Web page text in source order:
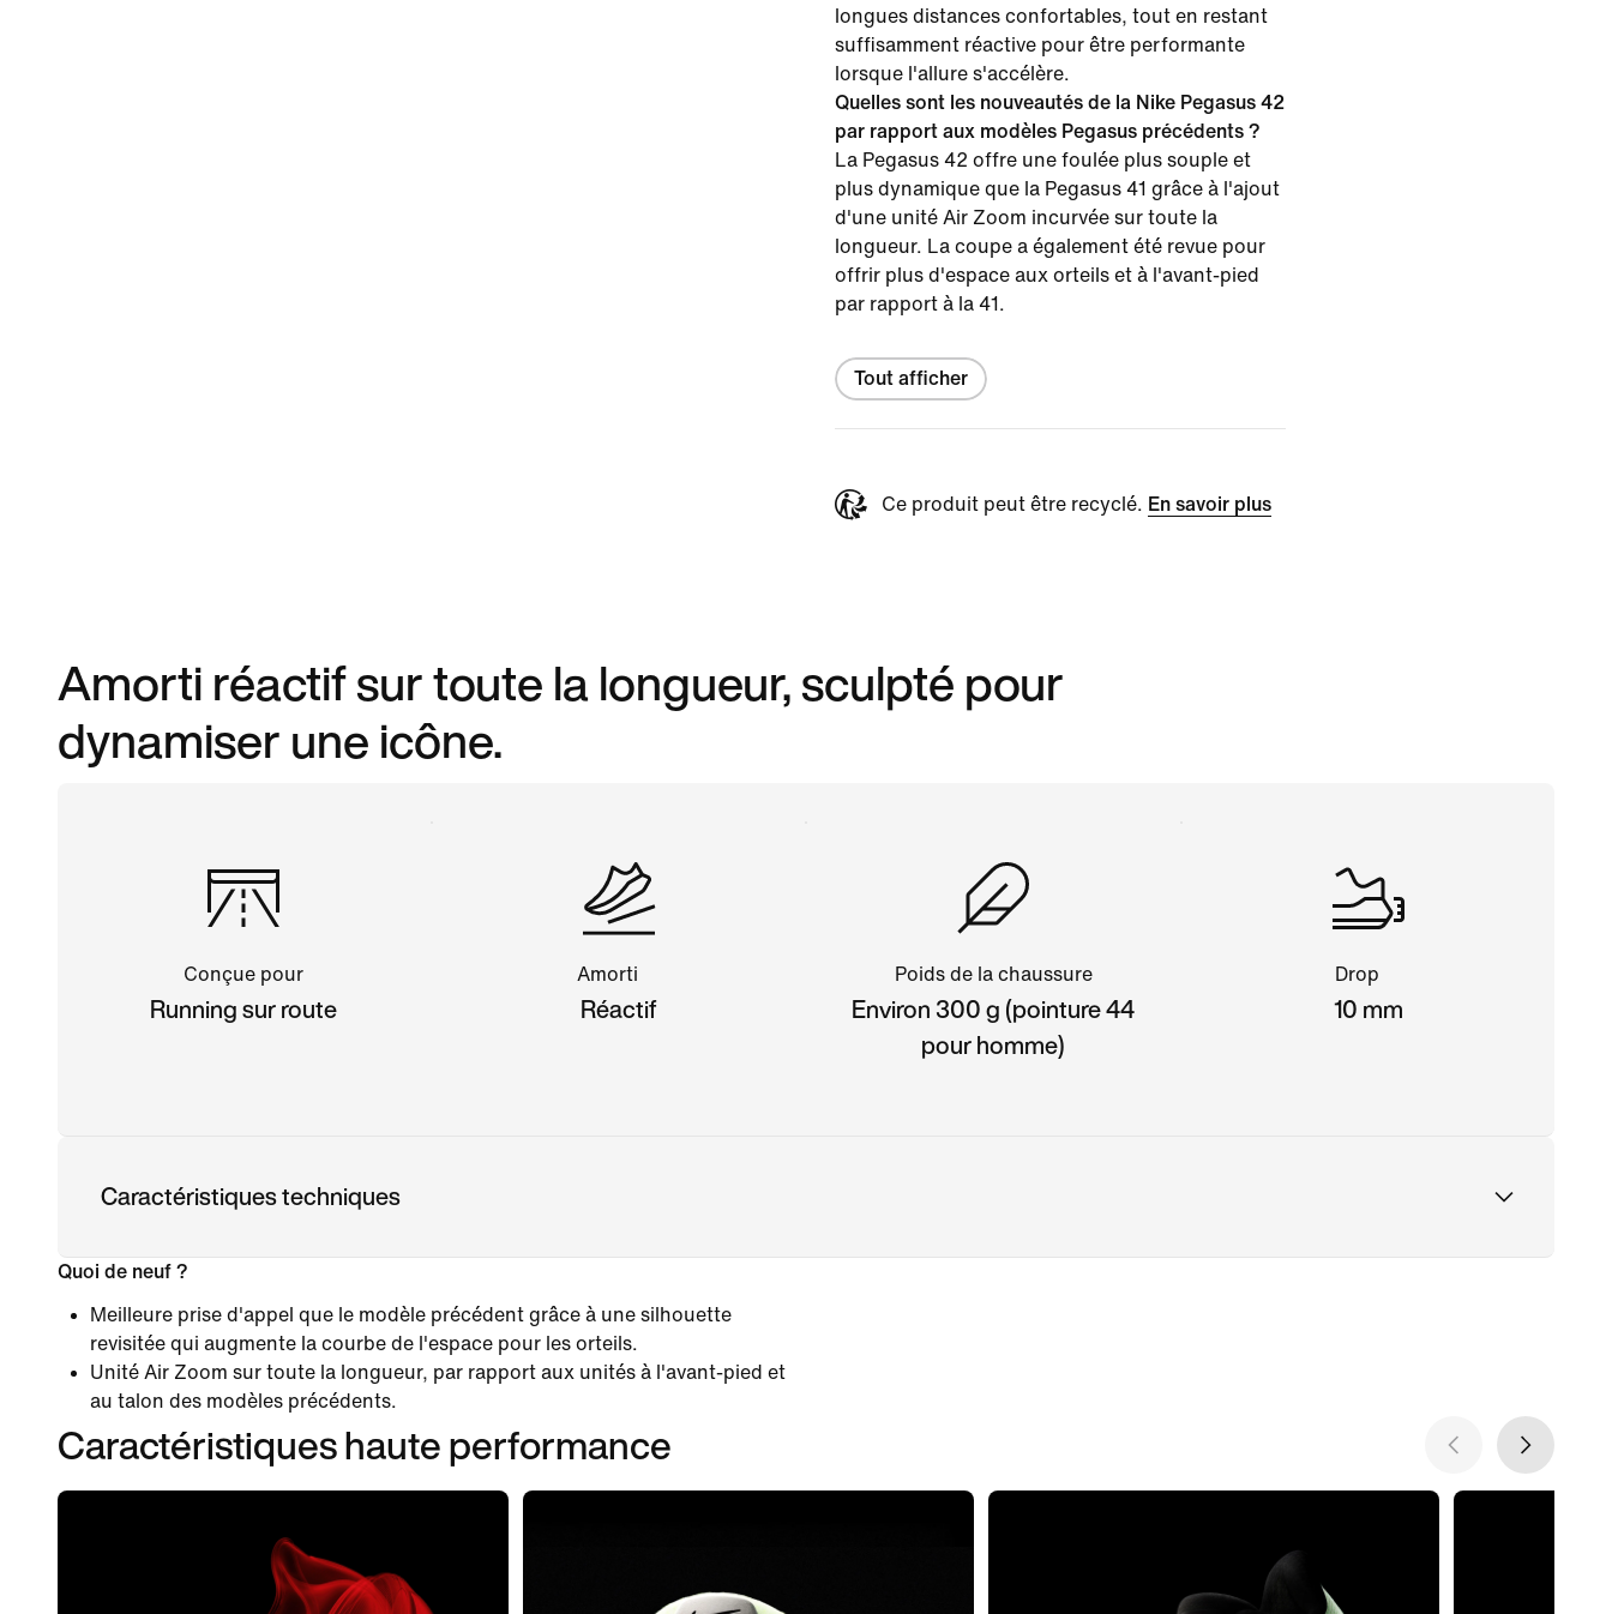
longues distances confortables, tout en restant
suffisamment réactive pour être performante
lorsque l'allure s'accélère.
Quelles sont les nouveautés de la Nike Pegasus 42
par rapport aux modèles Pegasus précédents ?
La Pegasus 42 offre une foulée plus souple et
plus dynamique que la Pegasus 41 grâce à l'ajout
d'une unité Air Zoom incurvée sur toute la
longueur. La coupe a également été revue pour
offrir plus d'espace aux orteils et à l'avant-pied
par rapport à la 41.
Tout afficher
Ce produit peut être recyclé. En savoir plus
Amorti réactif sur toute la longueur, sculpté pour
dynamiser une icône.
Conçue pour
Running sur route
Amorti
Réactif
Poids de la chaussure
Environ 300 g (pointure 44
pour homme)
Drop
10 mm
Caractéristiques techniques
Quoi de neuf ?
Meilleure prise d'appel que le modèle précédent grâce à une silhouette
revisitée qui augmente la courbe de l'espace pour les orteils.
Unité Air Zoom sur toute la longueur, par rapport aux unités à l'avant-pied et
au talon des modèles précédents.
Caractéristiques haute performance